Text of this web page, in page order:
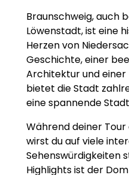
Braunschweig, auch
Löwenstadt, ist eine
Herzen von
Geschichte, einer
Architektur und einer
bietet die Stadt
eine spannende
Während deiner
wirst du auf viele
Sehenswürdigkeiten
Highlights ist der Dom